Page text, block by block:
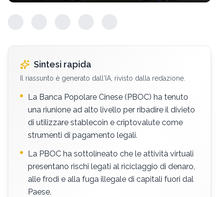
Sintesi rapida
Il riassunto è generato dall'IA, rivisto dalla redazione.
La Banca Popolare Cinese (PBOC) ha tenuto
una riunione ad alto livello per ribadire il divieto
di utilizzare stablecoin e criptovalute come
strumenti di pagamento legali.
La PBOC ha sottolineato che le attività virtuali
presentano rischi legati al riciclaggio di denaro,
alle frodi e alla fuga illegale di capitali fuori dal
Paese.